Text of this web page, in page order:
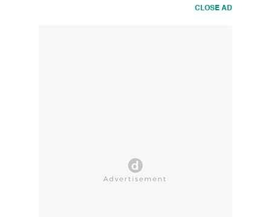
CLOSE AD